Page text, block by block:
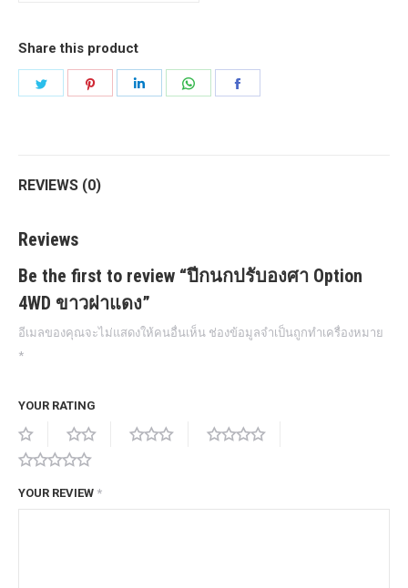
quantity
Share this product
REVIEWS (0)
Reviews
Be the first to review “ปีกนกปรับองศา Option
4WD ขาวฝาแดง”
อีเมลของคุณจะไม่แสดงให้คนอื่นเห็น ช่องข้อมูลจำเป็นถูกทำเครื่องหมาย
*
YOUR RATING
YOUR REVIEW *